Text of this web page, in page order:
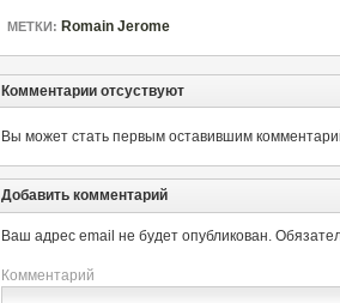
МЕТКИ: Romain Jerome
Комментарии отсуствуют
Вы может стать первым оставившим
Добавить комментарий
Ваш адрес email не будет опубликован.
Комментарий